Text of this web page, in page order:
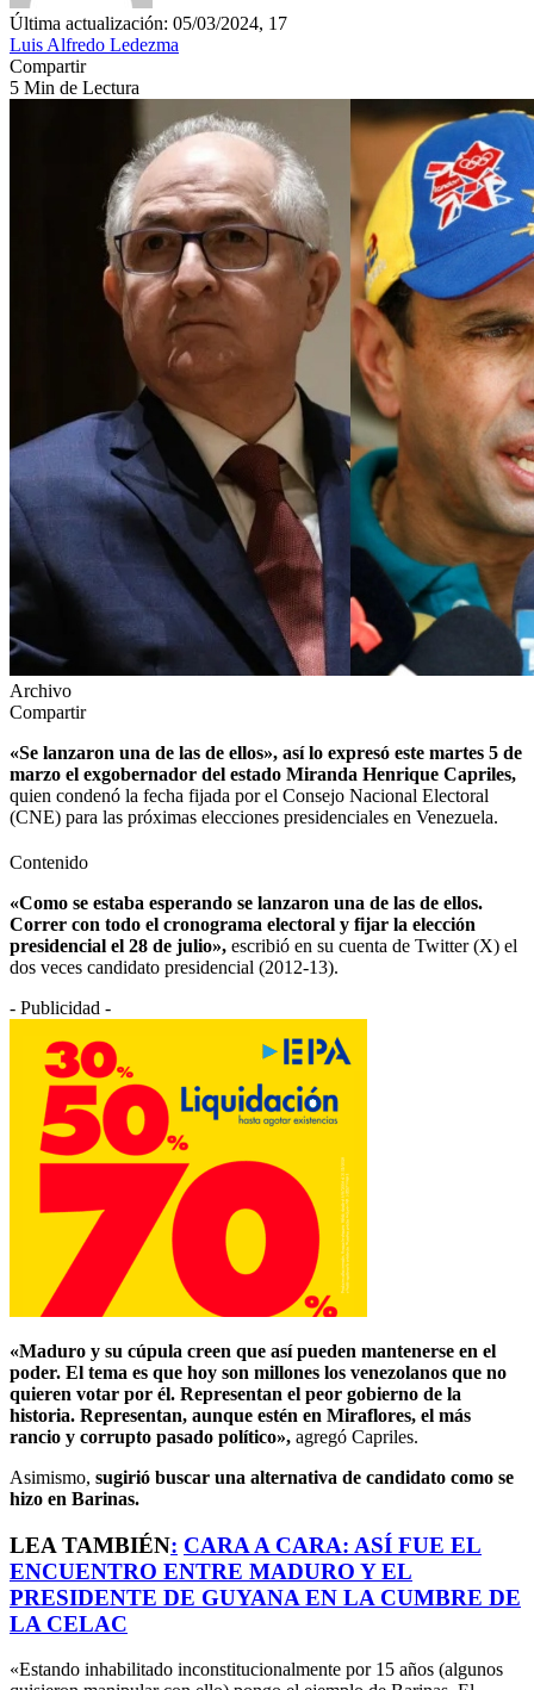
Última actualización: 05/03/2024, 17
Luis Alfredo Ledezma
Compartir
5 Min de Lectura
Archivo
Compartir
«Se lanzaron una de las de ellos», así lo expresó este martes 5 de
marzo el exgobernador del estado Miranda Henrique Capriles,
quien condenó la fecha fijada por el Consejo Nacional Electoral
(CNE) para las próximas elecciones presidenciales en Venezuela.
Contenido
«Como se estaba esperando se lanzaron una de las de ellos.
Correr con todo el cronograma electoral y fijar la elección
presidencial el 28 de julio», escribió en su cuenta de Twitter (X) el
dos veces candidato presidencial (2012-13).
- Publicidad -
«Maduro y su cúpula creen que así pueden mantenerse en el
poder. El tema es que hoy son millones los venezolanos que no
quieren votar por él. Representan el peor gobierno de la
historia. Representan, aunque estén en Miraflores, el más
rancio y corrupto pasado político», agregó Capriles.
Asimismo, sugirió buscar una alternativa de candidato como se
hizo en Barinas.
LEA TAMBIÉN: CARA A CARA: ASÍ FUE EL
ENCUENTRO ENTRE MADURO Y EL
PRESIDENTE DE GUYANA EN LA CUMBRE DE
LA CELAC
«Estando inhabilitado inconstitucionalmente por 15 años (algunos